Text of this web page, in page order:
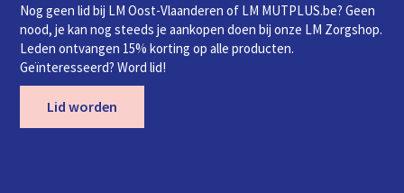
Nog geen lid bij LM Oost-Vlaanderen of LM MUTPLUS.be? Geen
nood, je kan nog steeds je aankopen doen bij onze LM Zorgshop.
Leden ontvangen 15% korting op alle producten.
Geïnteresseerd? Word lid!
Lid worden